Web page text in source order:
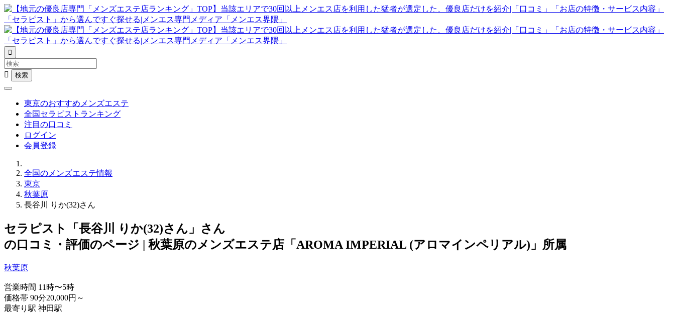


東京のおすすめメンズエステ
全国セラピストランキング
注目の口コミ
ログイン
会員登録
全国のメンズエステ情報
東京
秋葉原
長谷川 りか(32)さん
セラピスト「長谷川 りか(32)さん」さん
の口コミ・評価のページ | 秋葉原のメンズエステ店「AROMA IMPERIAL (アロマインペリアル)」所属
秋葉原
営業時間 11時〜5時
価格帯 90分20,000円～
最寄り駅 神田駅